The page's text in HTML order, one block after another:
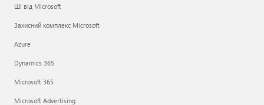
ШІ від Microsoft
Захисний комплекс Microsoft
Azure
Dynamics 365
Microsoft 365
Microsoft Advertising